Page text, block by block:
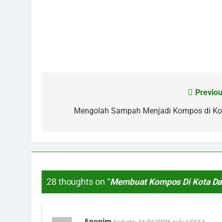
Mengolah Sampah Menjadi Kompos di
28 thoughts on “Membuat Kompos Di Kota